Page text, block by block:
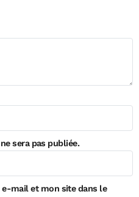
sera pas publiée.
mail et mon site dans le